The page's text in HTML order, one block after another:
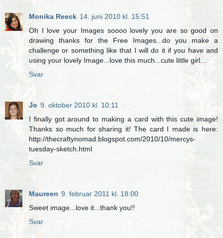
Monika Reeck 14. juni 2010 kl. 15:51
Oh I love your Images soooo lovely you are so good on
drawing thanks for the Free Images...do you make a
challenge or something like that I will do it if you have and
using your lovely Image...love this much...cute little girl...
Svar
Jo 9. oktober 2010 kl. 10:11
I finally got around to making a card with this cute image!
Thanks so much for sharing it! The card I made is here:
http://thecraftynomad.blogspot.com/2010/10/mercys-
tuesday-sketch.html
Svar
Maureen 9. februar 2011 kl. 18:00
Sweet image...love it...thank you!!
Svar